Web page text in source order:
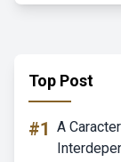
Top Post
#1 A